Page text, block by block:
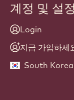
계정 및 설정
Login
지금 가입하세
South Korea